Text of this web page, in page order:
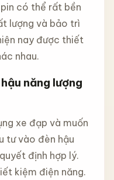
có thể rất bền
lượng và bảo trì
nay được thiết
nhau.
năng lượng
xe đạp và muốn
tư vào đèn hậu
định hợp lý.
kiệm điện năng.